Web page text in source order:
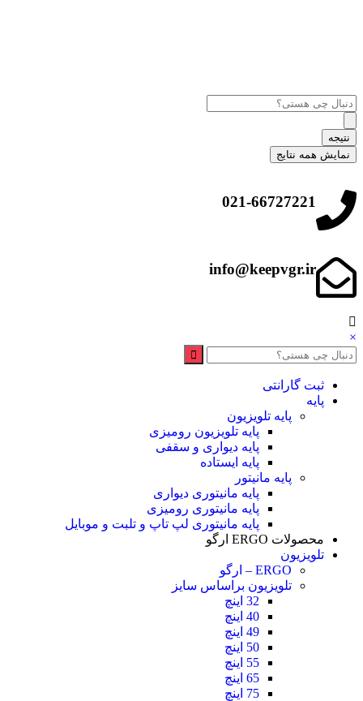
نتیجه
نمایش همه نتایج
021-66727221
info@keepvgr.ir
×
ثبت گارانتی
پایه
پایه تلویزیون
پایه تلویزیون رومیزی
پایه دیواری و سقفی
پایه ایستاده
پایه مانیتور
پایه مانیتوری دیواری
پایه مانیتوری رومیزی
پایه مانیتوری لپ تاپ و تلبت و موبایل
محصولات ERGO ارگو
تلویزیون
ERGO – ارگو
تلویزیون براساس سایز
32 اینچ
40 اینچ
49 اینچ
50 اینچ
55 اینچ
65 اینچ
75 اینچ